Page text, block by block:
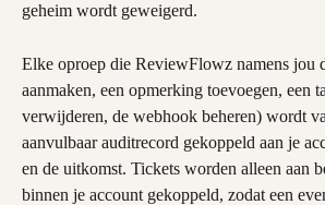
geheim wordt geweigerd.
Elke oproep die ReviewFlowz namens jou
aanmaken, een opmerking toevoegen, een
verwijderen, de webhook beheren) wordt
aanvulbaar auditrecord gekoppeld aan je
en de uitkomst. Tickets worden alleen aan
binnen je account gekoppeld, zodat een